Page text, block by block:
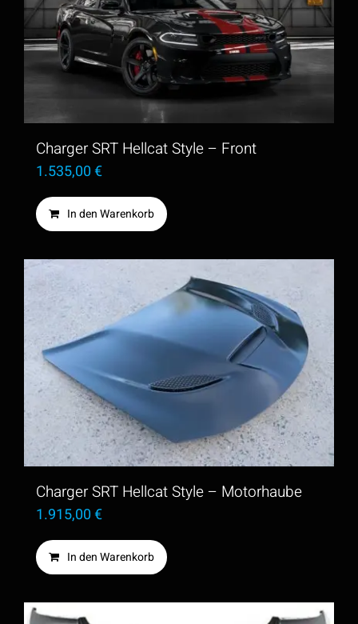
Charger SRT Hellcat Style – Front
1.535,00€
In den Warenkorb
Charger SRT Hellcat Style – Motorhaube
1.915,00€
In den Warenkorb